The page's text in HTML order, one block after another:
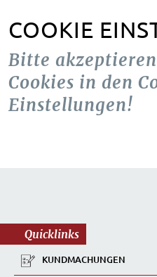
COOKIE
Bitte akzeptieren
Cookies in den
Einstellungen!
Quicklinks
KUNDMACHUNGEN